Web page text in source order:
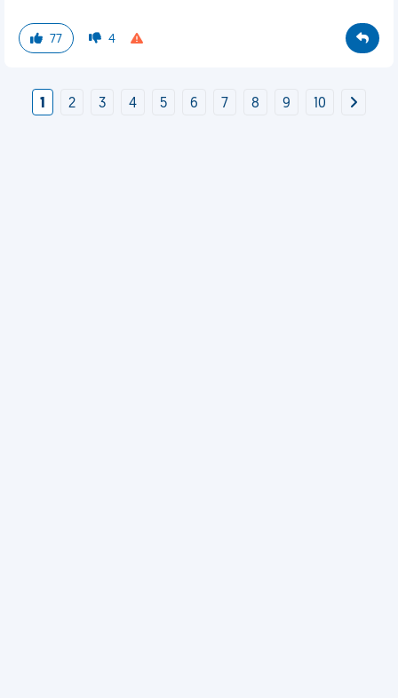
77 4
1 2 3 4 5 6 7 8 9 10